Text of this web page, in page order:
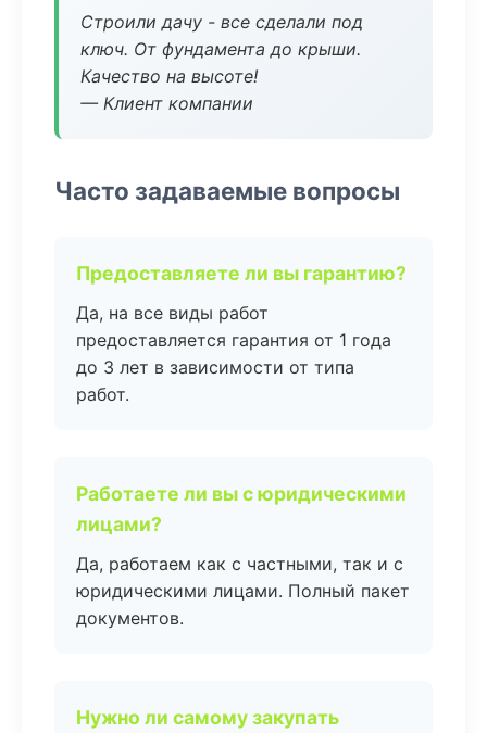
Строили дачу - все сделали под
ключ. От фундамента до крыши.
Качество на высоте!
— Клиент компании
Часто задаваемые вопросы
Предоставляете ли вы гарантию?
Да, на все виды работ
предоставляется гарантия от 1 года
до 3 лет в зависимости от типа
работ.
Работаете ли вы с юридическими
лицами?
Да, работаем как с частными, так и с
юридическими лицами. Полный пакет
документов.
Нужно ли самому закупать